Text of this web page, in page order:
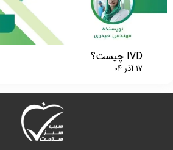
IVD چیست؟
۱۷ آذر ۰۴